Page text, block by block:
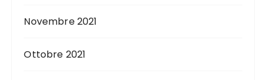
Novembre 2021
Ottobre 2021